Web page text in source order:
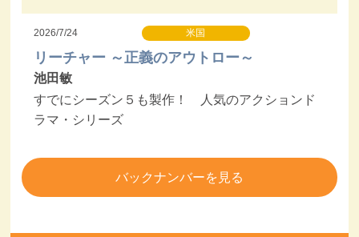
2026/7/24 米国
リーチャー ～正義のアウトロー～
池田敏
すでにシーズン５も製作！ 人気のアクションド
ラマ・シリーズ
バックナンバーを見る